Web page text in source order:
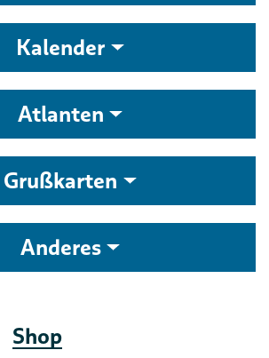
Kalender
Atlanten
Grußkarten
Anderes
Shop